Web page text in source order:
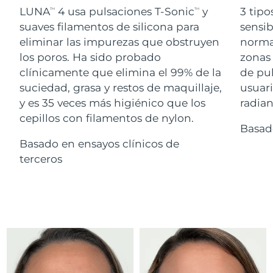
LUNATM 4 usa pulsaciones T-SonicTM
y
suaves filamentos de silicona para
eliminar las impurezas que obstruyen
los poros. Ha sido probado
clínicamente que elimina el 99% de la
suciedad, grasa y restos de maquillaje,
y es 35 veces más higiénico que los
cepillos con filamentos de nylon.
Basado en ensayos clínicos de
terceros
3
de
For healthy hair
18% PAP
Cosméticos Hombres
Comprar todo
FOREO APP
Israel Entrega prevista 8/13/26
Italia Entrega prevista 8/9/26
Japón Entrega prevista 8/12/26
Jersey Entrega prevista 8/14/26
8/11/26
Kuwait
Lituania Entrega prevista8/9/26